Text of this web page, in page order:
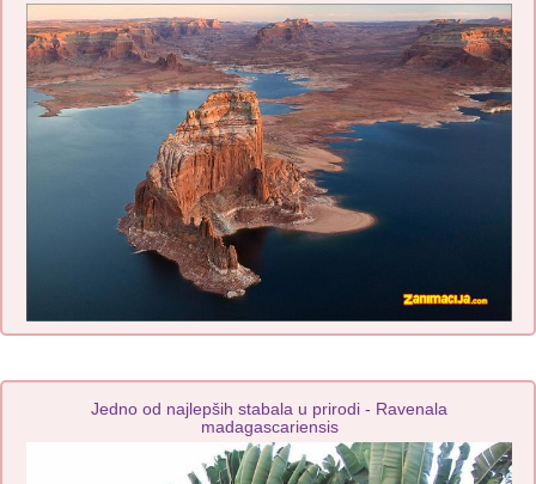
Jedno od najlepših stabala u prirodi - Ravenala
madagascariensis